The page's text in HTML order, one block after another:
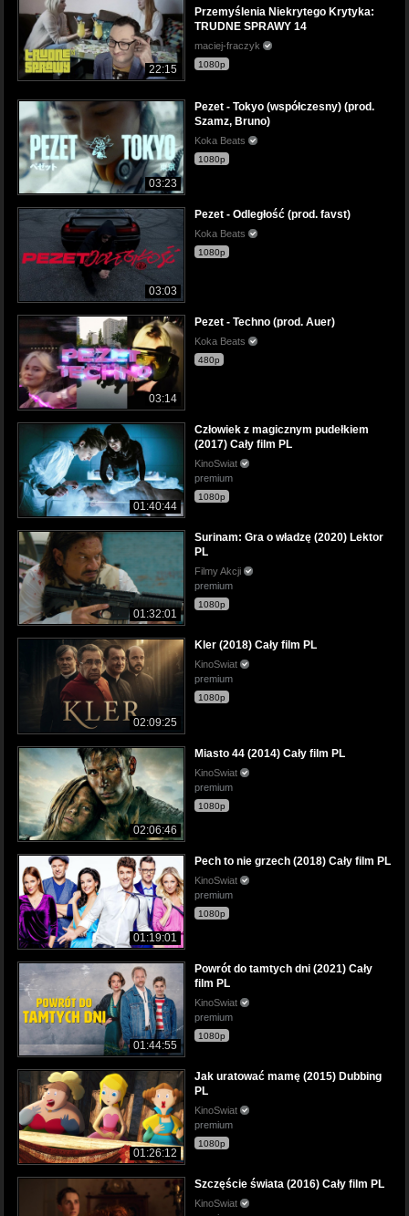
22:15
Przemyślenia Niekrytego Krytyka:
TRUDNE SPRAWY 14
maciej-fraczyk
1080p
03:23
Pezet - Tokyo (współczesny) (prod.
Szamz, Bruno)
Koka Beats
1080p
03:03
Pezet - Odległość (prod. favst)
Koka Beats
1080p
03:14
Pezet - Techno (prod. Auer)
Koka Beats
480p
01:40:44
Człowiek z magicznym pudełkiem
(2017) Cały film PL
KinoSwiat
premium
1080p
01:32:01
Surinam: Gra o władzę (2020) Lektor
PL
Filmy Akcji
premium
1080p
02:09:25
Kler (2018) Cały film PL
KinoSwiat
premium
1080p
02:06:46
Miasto 44 (2014) Cały film PL
KinoSwiat
premium
1080p
01:19:01
Pech to nie grzech (2018) Cały film PL
KinoSwiat
premium
1080p
01:44:55
Powrót do tamtych dni (2021) Cały
film PL
KinoSwiat
premium
1080p
01:26:12
Jak uratować mamę (2015) Dubbing
PL
KinoSwiat
premium
1080p
Szczęście świata (2016) Cały film PL
KinoSwiat